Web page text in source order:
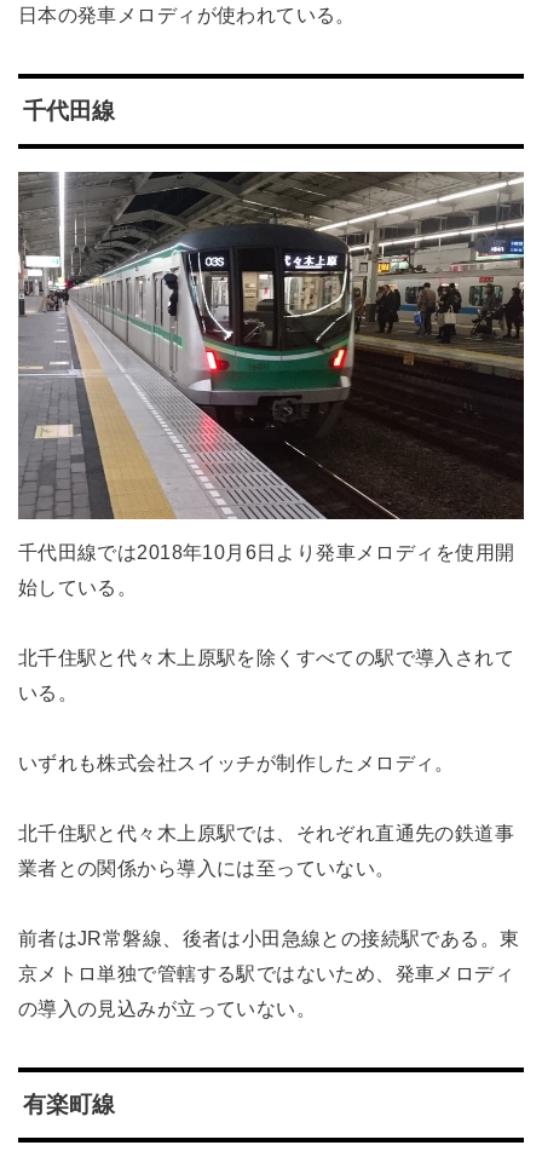
日本の発車メロディが使われている。
千代田線
千代田線では2018年10月6日より発車メロディを使用開
始している。
北千住駅と代々木上原駅を除くすべての駅で導入されて
いる。
いずれも株式会社スイッチが制作したメロディ。
北千住駅と代々木上原駅では、それぞれ直通先の鉄道事
業者との関係から導入には至っていない。
前者はJR常磐線、後者は小田急線との接続駅である。東
京メトロ単独で管轄する駅ではないため、発車メロディ
の導入の見込みが立っていない。
有楽町線